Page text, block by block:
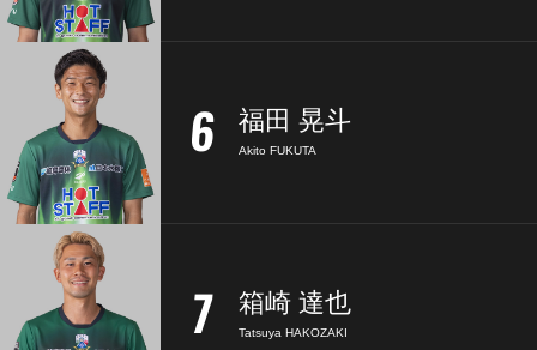
6 福田 晃斗
Akito FUKUTA
7 箱崎 達也
Tatsuya HAKOZAKI